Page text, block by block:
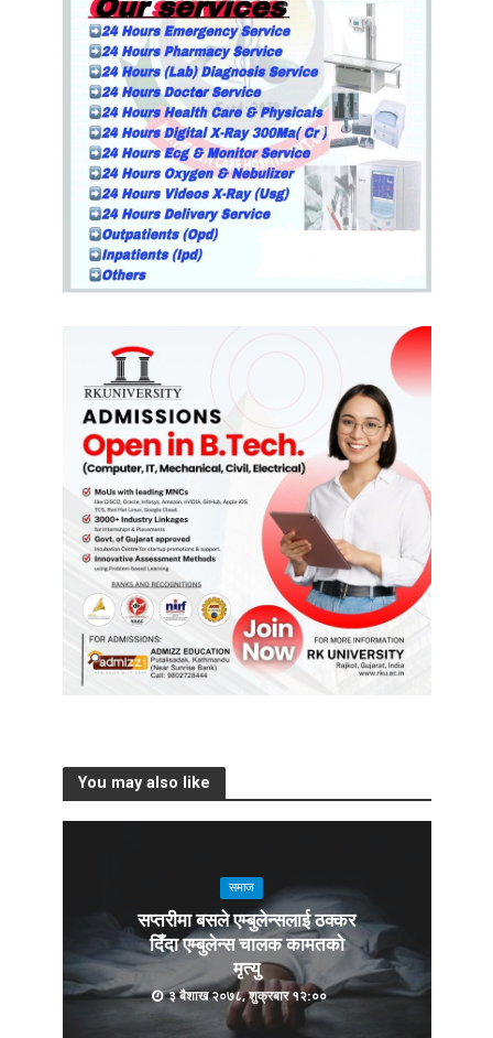
You may also like
समाज
सप्तरीमा बसले एम्बुलेन्सलाई ठक्कर
दिँदा एम्बुलेन्स चालक कामतको
मृत्यु
३ बैशाख २०७८, शुक्रबार १२:००